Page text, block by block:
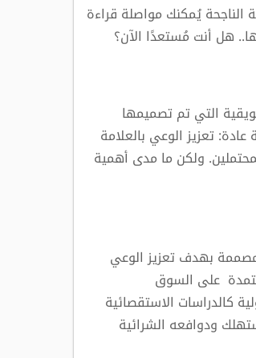
الناجحة يُمكنك مواصلة قراءة
هل أنت مُستعدًا الآن؟
التي تم تصميمها
تعزيز الوعي بالعلامة
ولكن ما مدى أهمية
مصممة بهدف تعزيز الوعي
على السوق
كالدراسات الاستقصائية
ودوافعه الشرائية